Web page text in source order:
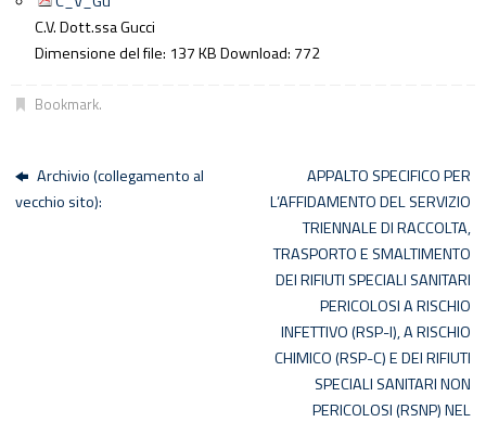
C.V. Dott.ssa Gucci
Dimensione del file: 137 KBDownload: 772
Bookmark.
Archivio (collegamento al
vecchio sito):
APPALTO SPECIFICO PER
L’AFFIDAMENTO DEL SERVIZIO
TRIENNALE DI RACCOLTA,
TRASPORTO E SMALTIMENTO
DEI RIFIUTI SPECIALI SANITARI
PERICOLOSI A RISCHIO
INFETTIVO (RSP-I), A RISCHIO
CHIMICO (RSP-C) E DEI RIFIUTI
SPECIALI SANITARI NON
PERICOLOSI (RSNP) NEL